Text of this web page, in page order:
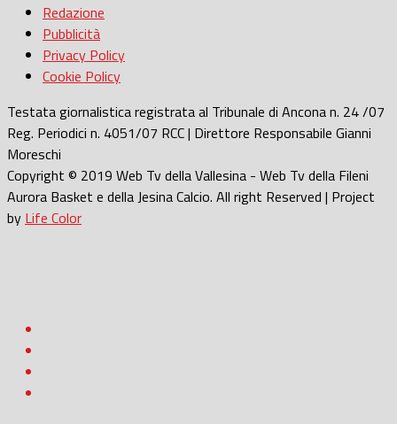
Redazione
Pubblicità
Privacy Policy
Cookie Policy
Testata giornalistica registrata al Tribunale di Ancona n. 24 /07
Reg. Periodici n. 4051/07 RCC | Direttore Responsabile Gianni
Moreschi
Copyright © 2019 Web Tv della Vallesina - Web Tv della Fileni
Aurora Basket e della Jesina Calcio. All right Reserved | Project
by Life Color